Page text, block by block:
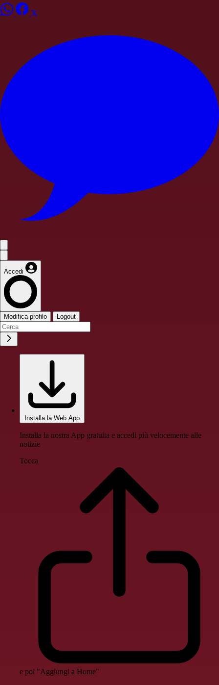
Accedi
Modifica profilo Logout
Installa la Web App
Installa la nostra App gratuita e accedi più velocemente alle
notizie
Tocca
e poi "Aggiungi a Home"